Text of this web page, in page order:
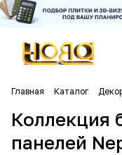
Главная Каталог
Коллекция
панелей